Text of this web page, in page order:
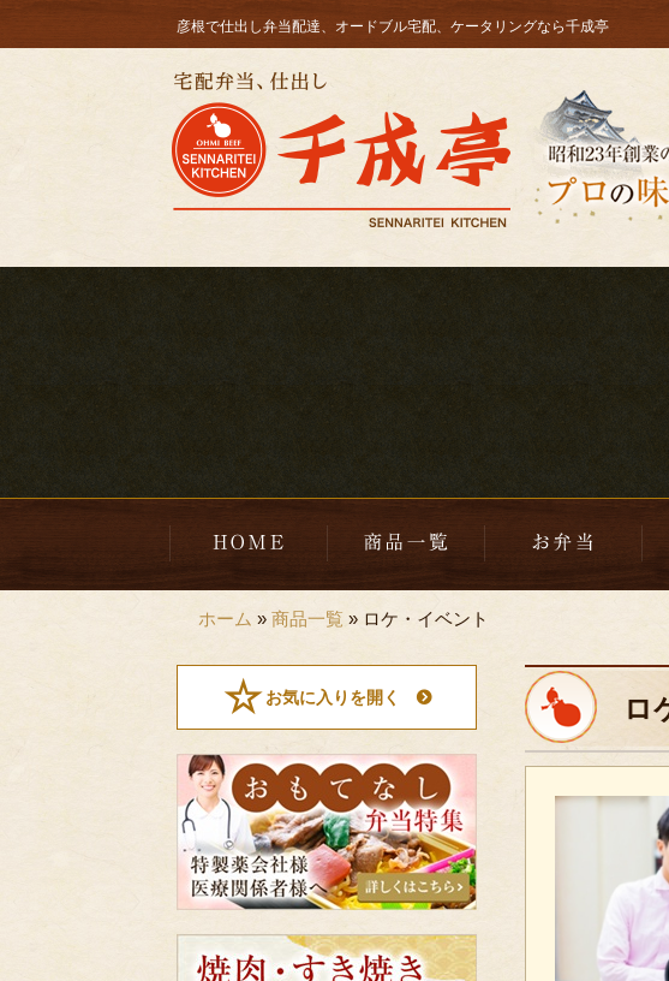
コ
彦根で仕出し弁当配達、オードブル宅配、ケータリングなら千成亭
HOME
ホーム » 商品一覧 » ロケ・イベント
ロ
お気に入りを開く
お
も
て
な
し
弁
当
特
焼
肉・